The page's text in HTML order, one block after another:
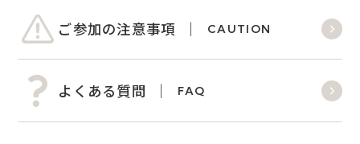
ご参加の注意事項 CAUTION
よくある質問 FAQ